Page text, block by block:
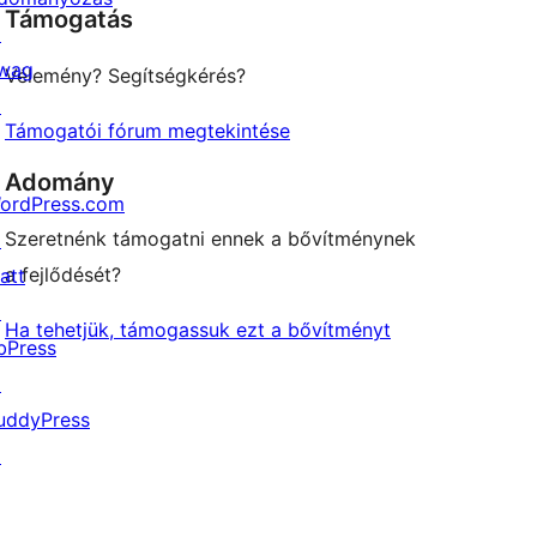
reviews
Támogatás
Vélemény? Segítségkérés?
Támogatói fórum megtekintése
Adomány
Szeretnénk támogatni ennek a bővítménynek
a fejlődését?
Ha tehetjük, támogassuk ezt a bővítményt